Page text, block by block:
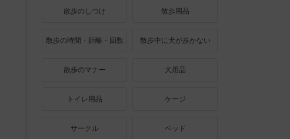
散歩のしつけ 散歩用品
散歩の時間・距離・回数 散歩中に犬が歩かない
散歩のマナー 犬用品
トイレ用品 ケージ
サークル ベッド